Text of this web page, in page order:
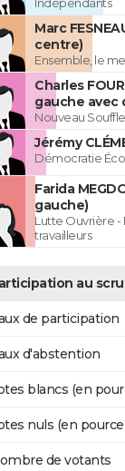
Indépendants
Marc
centre)
Ensemble, le
Charles
gauche avec
Nouveau
Jérémy
Démocratie
Farida
gauche)
Lutte Ouvrière
travailleurs
au
de participation
d'abstention
blancs (en
nuls (en
de votants